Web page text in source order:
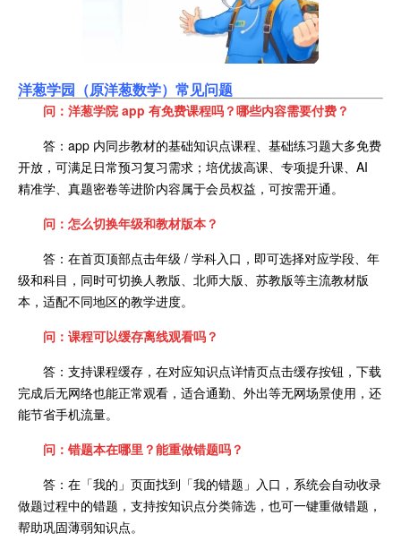
洋葱学园（原洋葱数学）常见问题
问：洋葱学院 app 有免费课程吗？哪些内容需要付费？
答：app 内同步教材的基础知识点课程、基础练习题大多免费
开放，可满足日常预习复习需求；培优拔高课、专项提升课、AI
精准学、真题密卷等进阶内容属于会员权益，可按需开通。
问：怎么切换年级和教材版本？
答：在首页顶部点击年级 / 学科入口，即可选择对应学段、年
级和科目，同时可切换人教版、北师大版、苏教版等主流教材版
本，适配不同地区的教学进度。
问：课程可以缓存离线观看吗？
答：支持课程缓存，在对应知识点详情页点击缓存按钮，下载
完成后无网络也能正常观看，适合通勤、外出等无网场景使用，还
能节省手机流量。
问：错题本在哪里？能重做错题吗？
答：在「我的」页面找到「我的错题」入口，系统会自动收录
做题过程中的错题，支持按知识点分类筛选，也可一键重做错题，
帮助巩固薄弱知识点。